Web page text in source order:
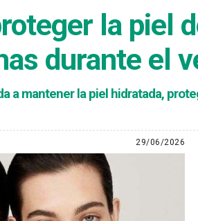
la piel
durante el
a mantener la piel hidratada,
29/06/2026